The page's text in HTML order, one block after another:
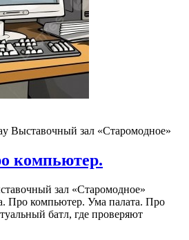
Выставочный зал «Старомодное»
компьютер.
зал «Старомодное»
Про компьютер. Ума палата. Про
батл, где проверяют